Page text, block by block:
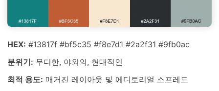
HEX: #13817f #bf5c35 #f8e7d1 #2a2f31 #9fb0ac
분위기: 무디한, 야외의, 현대적인
최적 용도: 매거진 레이아웃 및 에디토리얼 스프레드